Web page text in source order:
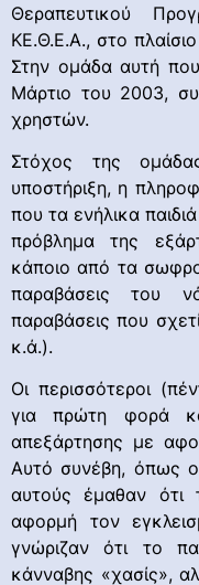
Θεραπευτικού
ΚΕ.Θ.Ε.Α., στο
Στην ομάδα αυτή που
Μάρτιο του 2003,
χρηστών.
Στόχος της
υποστήριξη, η
που τα ενήλικα
πρόβλημα της
κάποιο από τα
παραβάσεις του
παραβάσεις που
κ.ά.).
Οι περισσότεροι
για πρώτη φορά
απεξάρτησης με
Αυτό συνέβη, όπως οι
αυτούς έμαθαν ότι
αφορμή τον
γνώριζαν ότι το
κάνναβης «χασίς»,